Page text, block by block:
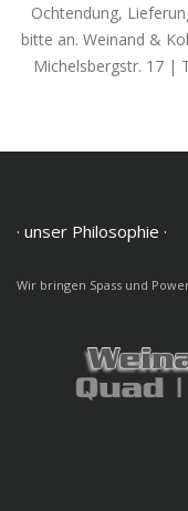
Ochtendung,
bitte an. Weinand &
Michelsbergstr. 17 |
· unser Philosophie ·
Wir bringen Spass und